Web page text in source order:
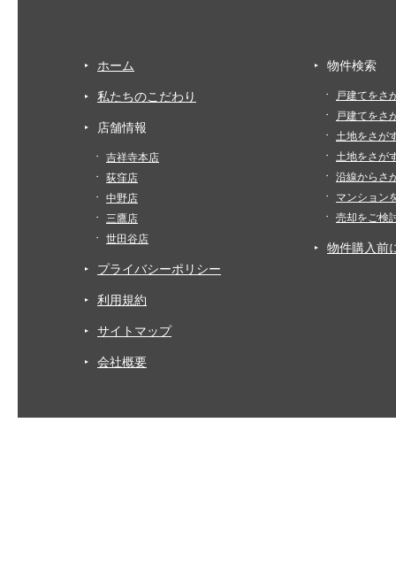
ホーム
私たちのこだわり
店舗情報
吉祥寺本店
荻窪店
中野店
三鷹店
世田谷店
プライバシーポリシー
利用規約
サイトマップ
会社概要
物件検索
戸建てをさ
戸建てをさ
土地をさが
土地をさが
沿線からさ
マンション
売却をご検
物件購入前